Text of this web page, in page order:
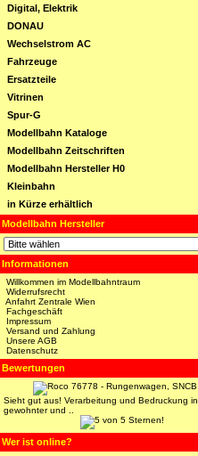
Digital, Elektrik
DONAU
Wechselstrom AC
Fahrzeuge
Ersatzteile
Vitrinen
Spur-G
Modellbahn Kataloge
Modellbahn Zeitschriften
Modellbahn Hersteller H0
Kleinbahn
in Kürze erhältlich
Modellbahn Hersteller
Informationen
Willkommen im Modellbahntraum
Widerrufsrecht
Anfahrt Zentrale Wien
Fachgeschäft
Impressum
Versand und Zahlung
Unsere AGB
Datenschutz
Bewertungen
Sieht gut aus! Verarbeitung und Bedruckung in
gewohnter und ..
Wer ist online?